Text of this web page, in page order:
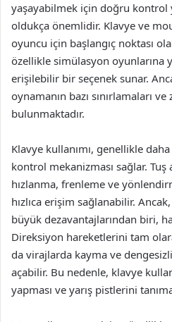
yaşayabilmek için doğru kontrol
oldukça önemlidir. Klavye ve
oyuncu için başlangıç noktası
özellikle simülasyon oyunlarına
erişilebilir bir seçenek sunar.
oynamanın bazı sınırlamaları
bulunmaktadır.
Klavye kullanımı, genellikle
kontrol mekanizması sağlar. Tuş
hızlanma, frenleme ve
hızlıca erişim sağlanabilir.
büyük dezavantajlarından biri,
Direksiyon hareketlerini tam
da virajlarda kayma ve
açabilir. Bu nedenle, klavye
yapması ve yarış pistlerini